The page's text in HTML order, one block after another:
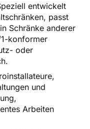
entwickelt
passt
Schränke anderer
konformer
oder
und
Arbeiten